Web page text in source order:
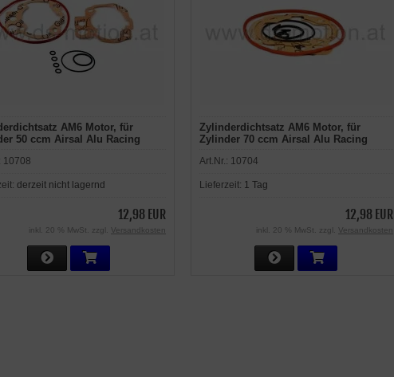
AM6 Motor, für
50 ccm Airsal Alu Racing
Beta, Generic Trigger, HRD,
Peugeot, Ride, Rieju,
10708
derzeit nicht lagernd
12,98 EUR
inkl. 20 % MwSt. zzgl. Versandkosten
Zylinderdichtsatz AM6 Motor, für
Zylinder 70 ccm Airsal Alu Racing
Tuono, Beta, Generic Trigger, HRD,
Motorhispania, Peugeot, Ride, Rieju,
Art.Nr.: 10704
Lieferzeit: 1 Tag
12,98 EUR
inkl. 20 % MwSt. zzgl. Versandkosten